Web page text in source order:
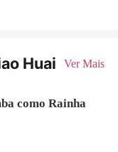
Huai Ver Mais
como Rainha